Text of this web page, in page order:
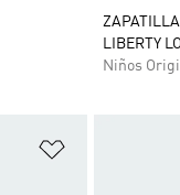
ZAPATILLA
LIBERTY
Niños